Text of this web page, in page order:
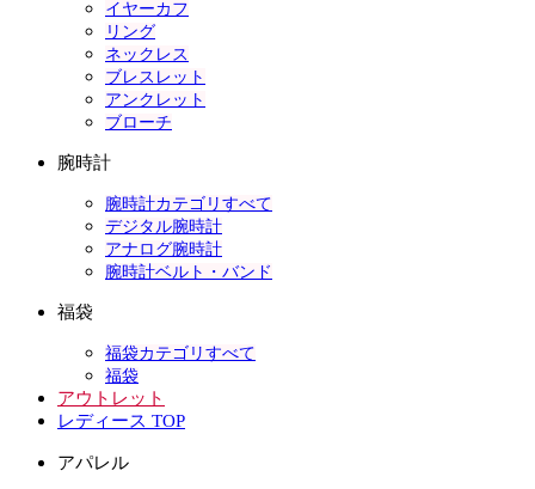
イヤーカフ
リング
ネックレス
ブレスレット
アンクレット
ブローチ
腕時計
腕時計カテゴリすべて
デジタル腕時計
アナログ腕時計
腕時計ベルト・バンド
福袋
福袋カテゴリすべて
福袋
アウトレット
レディース TOP
アパレル